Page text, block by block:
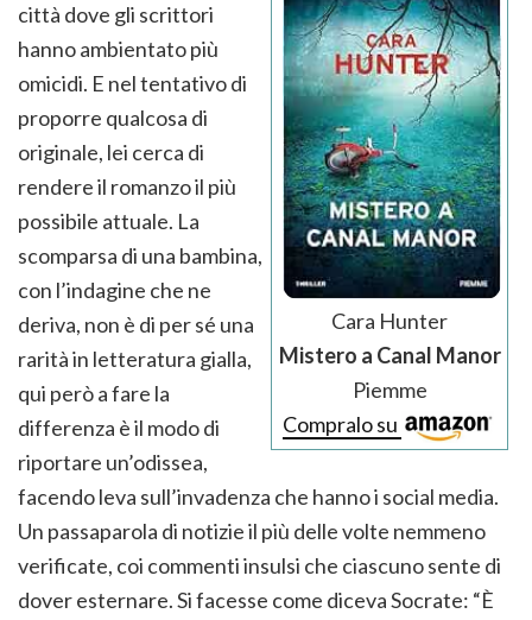
Cara Hunter
Mistero a Canal Manor
Piemme
Compralo su
città dove gli scrittori
hanno ambientato più
omicidi. E nel tentativo di
proporre qualcosa di
originale, lei cerca di
rendere il romanzo il più
possibile attuale. La
scomparsa di una bambina,
con l’indagine che ne
deriva, non è di per sé una
rarità in letteratura gialla,
qui però a fare la
differenza è il modo di
riportare un’odissea,
facendo leva sull’invadenza che hanno i social media.
Un passaparola di notizie il più delle volte nemmeno
verificate, coi commenti insulsi che ciascuno sente di
dover esternare. Si facesse come diceva Socrate: “È